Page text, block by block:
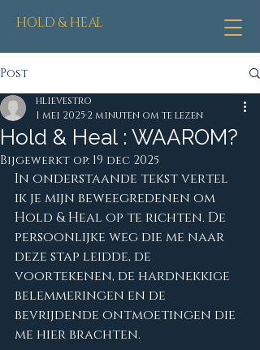
HOLD & HEAL
Post
Hold & Heal : WAAROM?
hlievestro
1 mei 2025 2 minuten om te lezen
Bijgewerkt op: 19 dec 2025
In onderstaande tekst vertel
ik je mijn beweegredenen om
Hold & Heal op te richten. De
persoonlijke weg die me naar
deze stap leidde, de
voortekenen, de hardnekkige
belemmeringen en de
bevrijdende ontmoetingen die
me hier brachten.